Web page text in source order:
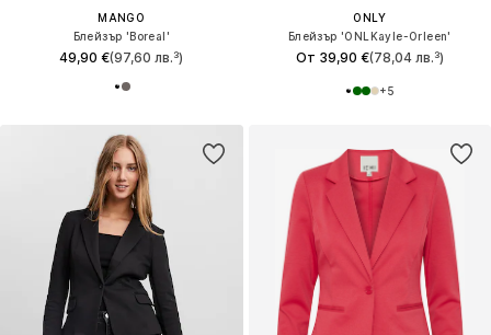
MANGO
Блейзър 'Boreal'
49,90 €(97,60 лв.³)
ONLY
Блейзър 'ONLKayle-Orleen'
От 39,90 €(78,04 лв.³)
+5